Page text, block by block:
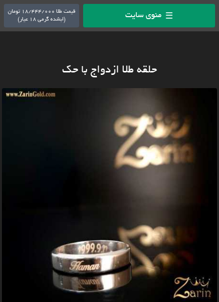
☰ منوی سایت
قیمت طلا 18/444/000 تومان
(ابشده گرمی 18 عیار)
حلقه طلا ازدواج با حک